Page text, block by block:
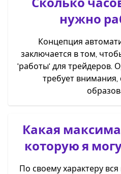
нужно
Концепция
заключается в том,
'работы' для трейдеров.
требует
Какая
которую я
По своему характеру